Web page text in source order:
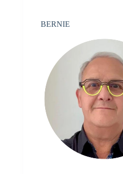
BERNIE